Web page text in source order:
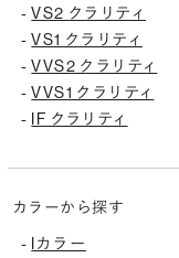
-VS2 クラリティ
-VS1 クラリティ
-VVS2 クラリティ
-VVS1 クラリティ
- IF クラリティ
カラーから探す
- Iカラー